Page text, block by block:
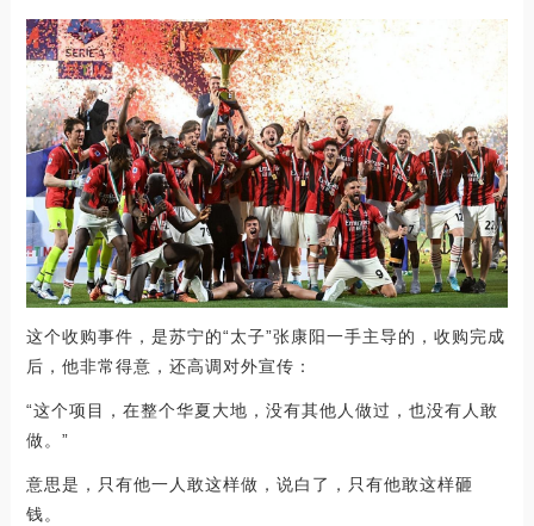
这个收购事件，是苏宁的“太子”张康阳一手主导的，收购完成
后，他非常得意，还高调对外宣传：
“这个项目，在整个华夏大地，没有其他人做过，也没有人敢
做。”
意思是，只有他一人敢这样做，说白了，只有他敢这样砸
钱。